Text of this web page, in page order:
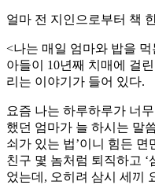
얼마 전 지인으로부터 책
<나는 매일 엄마와 밥을
아들이 10년째 치매에 걸
리는 이야기가 들어 있다.
요즘 나는 하루하루가 너
했던 엄마가 늘 하시는 말
쇠가 있는 법’이니 힘든
친구 몇 놈처럼 퇴직하고 ‘
었는데, 오히려 삼시 세끼